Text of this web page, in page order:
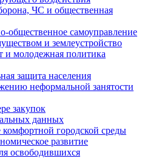
ЧС и общественная
общественное самоуправление
и землеустройство
и молодежная политика
защита населения
неформальной занятости
закупок
данных
городской среды
развитие
освободившихся